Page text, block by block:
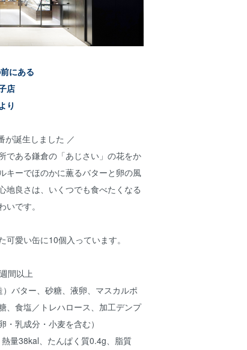
にある
店
り
が誕生しました ／
である鎌倉の「あじさい」の花をか
キーでほのかに薫るバターと卵の風
地良さは、いくつでも食べたくなる
です。
可愛い缶に10個入っています。
間以上
バター、砂糖、液卵、マスカルポ
、食塩／トレハロース、加工デンプ
・乳成分・小麦を含む）
熱量38kal、たんぱく質0.4g、脂質